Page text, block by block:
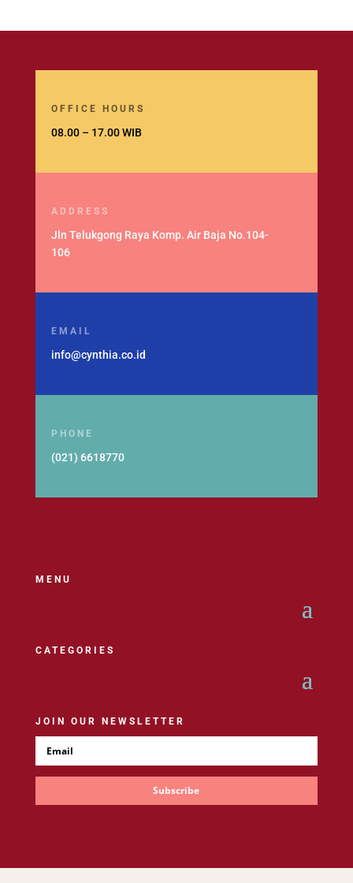
OFFICE HOURS
08.00 – 17.00 WIB
ADDRESS
Jln Telukgong Raya Komp. Air Baja No.104-
106
EMAIL
info@cynthia.co.id
PHONE
(021) 6618770
MENU
CATEGORIES
JOIN OUR NEWSLETTER
Subscribe